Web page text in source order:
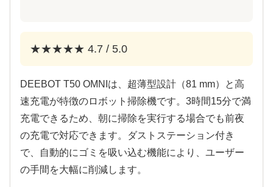
★★★★★ 4.7 / 5.0
DEEBOT T50 OMNIは、超薄型設計（81 mm）と高
速充電が特徴のロボット掃除機です。3時間15分で満
充電できるため、朝に掃除を実行する場合でも前夜
の充電で対応できます。ダストステーション付き
で、自動的にゴミを吸い込む機能により、ユーザー
の手間を大幅に削減します。